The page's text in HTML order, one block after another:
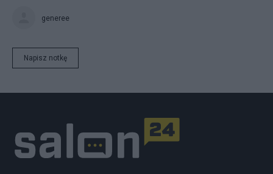
generee
Napisz notkę